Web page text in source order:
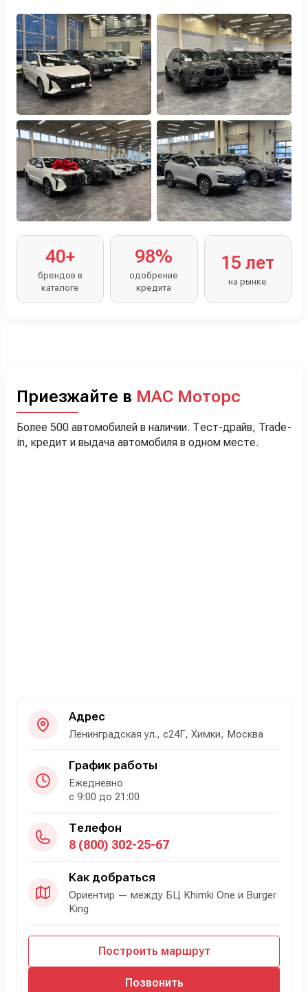
оформлением.
40+
брендов в
каталоге
98%
одобрение
кредита
15 лет
на рынке
Приезжайте в МАС Моторс
Более 500 автомобилей в наличии. Тест-драйв, Trade-
in, кредит и выдача автомобиля в одном месте.
Адрес
Ленинградская ул., с24Г, Химки, Москва
График работы
Ежедневно
с 9:00 до 21:00
Телефон
8 (800) 302-25-67
Как добраться
Ориентир — между БЦ Khimki One и Burger
King
Построить маршрут
Позвонить